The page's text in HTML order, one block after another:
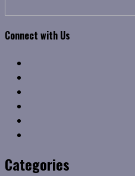
Connect with Us
Categories